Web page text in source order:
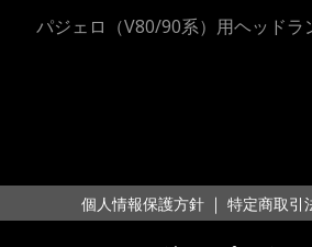
パジェロ（V80/90系）用ヘッドラ
個人情報保護方針 ｜ 特定商取引